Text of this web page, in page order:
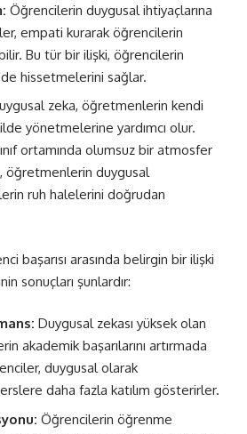
Öğrencilerin duygusal ihtiyaçlarına
empati kurarak öğrencilerin
Bu tür bir ilişki, öğrencilerin
hissetmelerini sağlar.
zeka, öğretmenlerin kendi
yönetmelerine yardımcı olur.
ortamında olumsuz bir atmosfer
öğretmenlerin duygusal
ruh halelerini doğrudan
başarısı arasında belirgin bir ilişki
sonuçları şunlardır:
Duygusal zekası yüksek olan
akademik başarılarını artırmada
duygusal olarak
daha fazla katılım gösterirler.
Öğrencilerin öğrenme